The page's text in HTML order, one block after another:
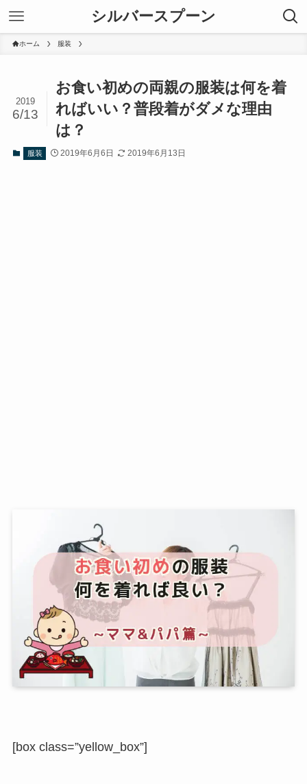
シルバースプーン
ホーム 服装
お食い初めの両親の服装は何を着
ればいい？普段着がダメな理由
は？
2019
6/13
服装 2019年6月6日 2019年6月13日
[box class=”yellow_box”]